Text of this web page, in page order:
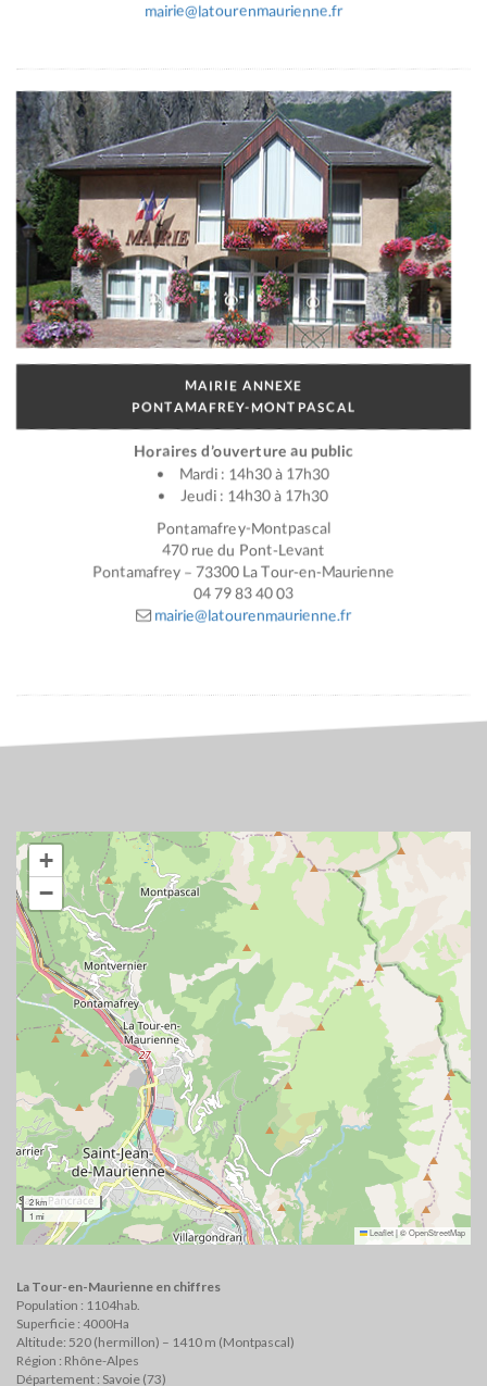
mairie@latourenmaurienne.fr
MAIRIE ANNEXE
PONTAMAFREY-MONTPASCAL
Horaires d’ouverture au public
Mardi : 14h30 à 17h30
Jeudi : 14h30 à 17h30
Pontamafrey-Montpascal
470 rue du Pont-Levant
Pontamafrey – 73300 La Tour-en-Maurienne
04 79 83 40 03
mairie@latourenmaurienne.fr
+
−
2 km
1 mi
Leaflet|©OpenStreetMap
La Tour-en-Maurienne en chiffres
Population : 1104hab.
Superficie : 4000Ha
Altitude: 520 (hermillon) – 1410 m (Montpascal)
Région : Rhône-Alpes
Département : Savoie (73)